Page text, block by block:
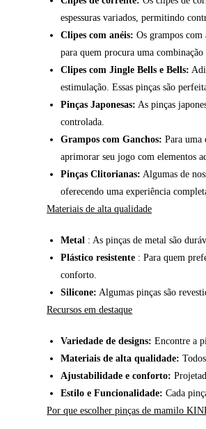
espessuras variados, permitindo
Clipes com anéis: Os grampos com
para quem procura uma
Clipes com Jingle Bells e Bells:
estimulação. Essas pinças são
Pinças Japonesas: As pinças
controlada.
Grampos com Ganchos: Para uma
aprimorar seu jogo com elementos
Pinças Clitorianas: Algumas de
oferecendo uma experiência
Materiais de alta qualidade
Metal : As pinças de metal são
Plástico resistente : Para quem
conforto.
Silicone: Algumas pinças são
Recursos em destaque
Variedade de designs: Encontre a
Materiais de alta qualidade:
Ajustabilidade e conforto:
Estilo e Funcionalidade: Cada
Por que escolher pinças de mamilo